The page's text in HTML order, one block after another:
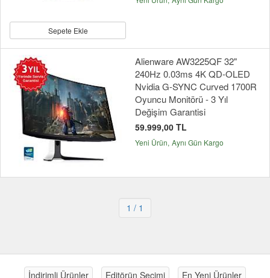
Sepete Ekle
Alienware AW3225QF 32"
240Hz 0.03ms 4K QD-OLED
Nvidia G-SYNC Curved 1700R
Oyuncu Monitörü - 3 Yıl
Değişim Garantisi
59.999,00 TL
Yeni Ürün Aynı Gün Kargo
1 / 1
İndirimli Ürünler Editörün Seçimi En Yeni Ürünler